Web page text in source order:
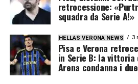
retrocessione:
squadra da Serie A!»
HELLAS VERONA NEWS 3
Pisa e Verona
in Serie B: la
Arena condanna i